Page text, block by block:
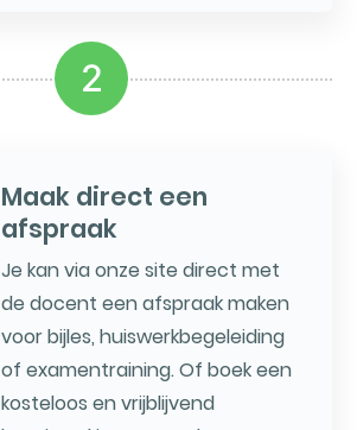
2
Maak direct een
afspraak
Je kan via onze site direct met
de docent een afspraak maken
voor bijles, huiswerkbegeleiding
of examentraining. Of boek een
kosteloos en vrijblijvend